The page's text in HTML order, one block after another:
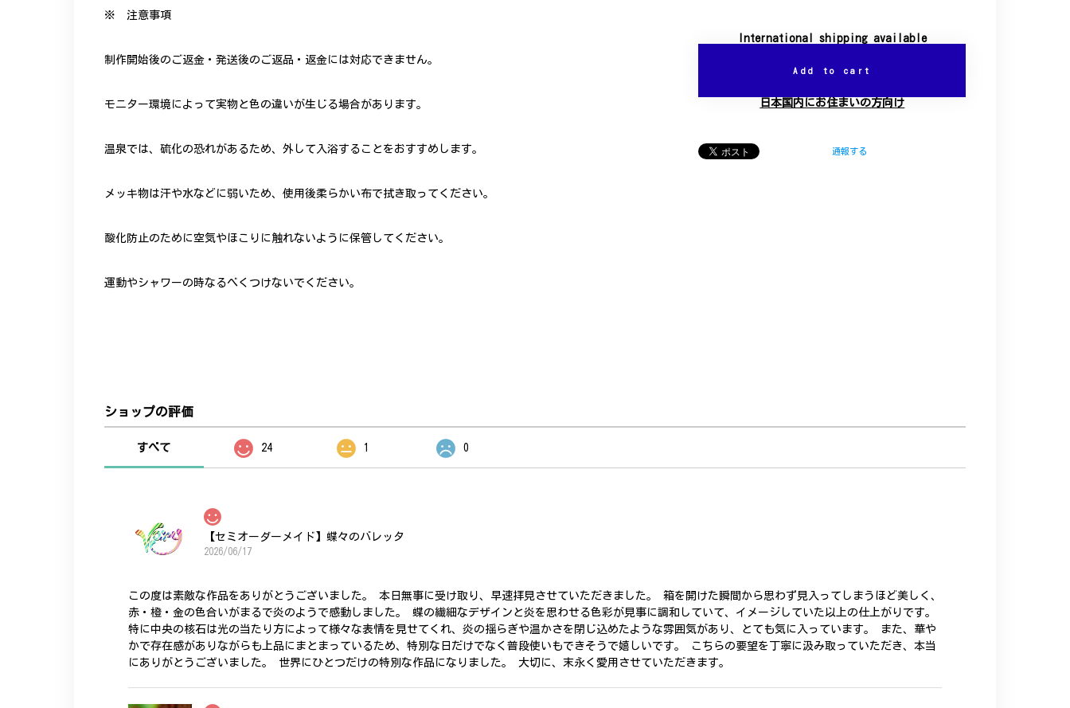
※ 注意事項
制作開始後のご返金・発送後のご返品・返金には対応できません。
モニター環境によって実物と色の違いが生じる場合があります。
温泉では、硫化の恐れがあるため、外して入浴することをおすすめします。
メッキ物は汗や水などに弱いため、使用後柔らかい布で拭き取ってください。
酸化防止のために空気やほこりに触れないように保管してください。
運動やシャワーの時なるべくつけないでください。
International shipping available
Add to cart
日本国内にお住まいの方向け
通報する
ショップの評価
すべて 24 1 0
【セミオーダーメイド】蝶々のバレッタ
2026/06/17
この度は素敵な作品をありがとうございました。 本日無事に受け取り、早速拝見させていただきました。 箱を開けた瞬間から思わず見入ってしまうほど美しく、
赤・橙・金の色合いがまるで炎のようで感動しました。 蝶の繊細なデザインと炎を思わせる色彩が見事に調和していて、イメージしていた以上の仕上がりです。
特に中央の核石は光の当たり方によって様々な表情を見せてくれ、炎の揺らぎや温かさを閉じ込めたような雰囲気があり、とても気に入っています。 また、華や
かで存在感がありながらも上品にまとまっているため、特別な日だけでなく普段使いもできそうで嬉しいです。 こちらの要望を丁寧に汲み取っていただき、本当
にありがとうございました。 世界にひとつだけの特別な作品になりました。 大切に、末永く愛用させていただきます。